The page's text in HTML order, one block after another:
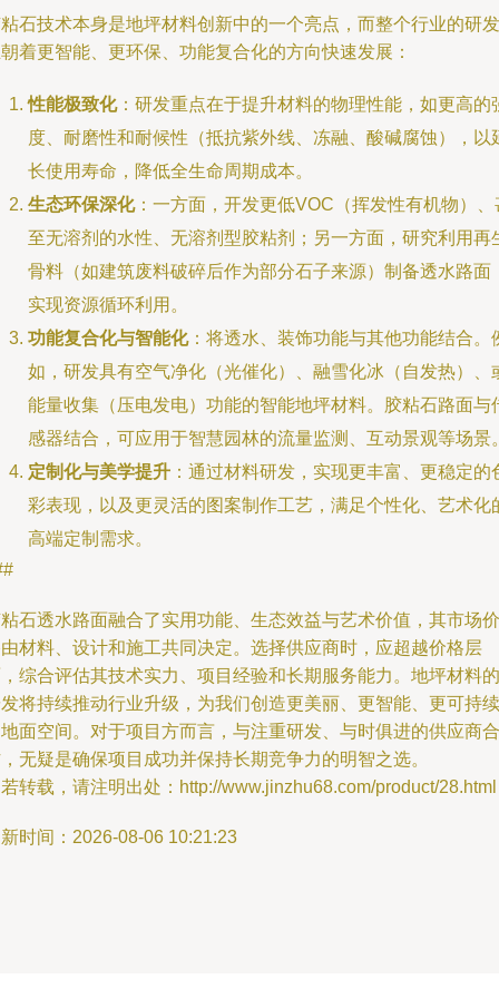
石技术本身是地坪材料创新中的一个亮点，而整个行业的研发
着更智能、更环保、功能复合化的方向快速发展：
性能极致化：研发重点在于提升材料的物理性能，如更高的
度、耐磨性和耐候性（抵抗紫外线、冻融、酸碱腐蚀），以
长使用寿命，降低全生命周期成本。
生态环保深化：一方面，开发更低VOC（挥发性有机物）、
至无溶剂的水性、无溶剂型胶粘剂；另一方面，研究利用再
骨料（如建筑废料破碎后作为部分石子来源）制备透水路面
实现资源循环利用。
功能复合化与智能化：将透水、装饰功能与其他功能结合。
如，研发具有空气净化（光催化）、融雪化冰（自发热）、
能量收集（压电发电）功能的智能地坪材料。胶粘石路面与
感器结合，可应用于智慧园林的流量监测、互动景观等场景
定制化与美学提升 ：通过材料研发，实现更丰富、更稳定的
彩表现，以及更灵活的图案制作工艺，满足个性化、艺术化
高端定制需求。
石透水路面融合了实用功能、生态效益与艺术价值，其市场价
材料、设计和施工共同决定。选择供应商时，应超越价格层
综合评估其技术实力、项目经验和长期服务能力。地坪材料的
将持续推动行业升级，为我们创造更美丽、更智能、更可持续
面空间。对于项目方而言，与注重研发、与时俱进的供应商合
无疑是确保项目成功并保持长期竞争力的明智之选。
转载，请注明出处：http://www.jinzhu68.com/product/28.html
时间：2026-08-06 10:21:23